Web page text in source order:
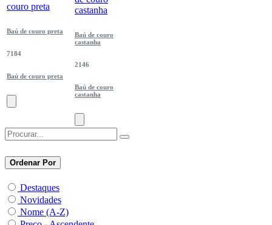
Baú de couro preta
7184
Baú de couro preta
Baú de couro
castanha
2146
Baú de couro
castanha
Ordenar Por
Destaques
Novidades
Nome (A-Z)